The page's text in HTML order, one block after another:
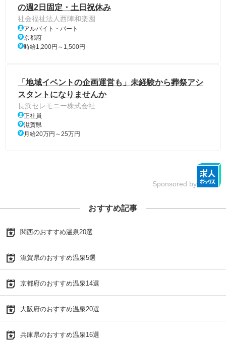
の週2日固定・土日祝休み
社会福祉法人西陣和楽園
アルバイト・パート
京都府
時給1,200円～1,500円
「地域イベントの企画運営も」未経験から葬祭アシ
スタントになりませんか
長浜セレモニー株式会社
正社員
滋賀県
月給20万円～25万円
Sponsored by
おすすめ記事
関西のおすすめ温泉20選
滋賀県のおすすめ温泉5選
京都府のおすすめ温泉14選
大阪府のおすすめ温泉20選
兵庫県のおすすめ温泉16選